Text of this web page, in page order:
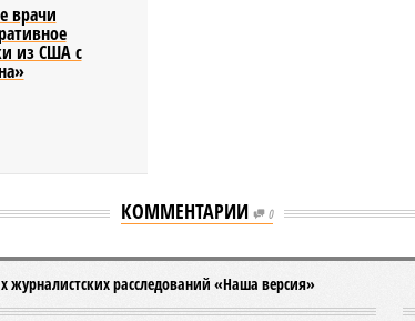
врачи
из США с
КОММЕНТАРИИ 0
на тему летнего отключения горячей воды в Петербурге